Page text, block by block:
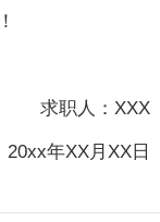
求职人：XXX
年XX月XX日